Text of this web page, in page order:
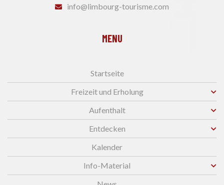
info@limbourg-tourisme.com
MENU
Startseite
Freizeit und Erholung
Aufenthalt
Entdecken
Kalender
Info-Material